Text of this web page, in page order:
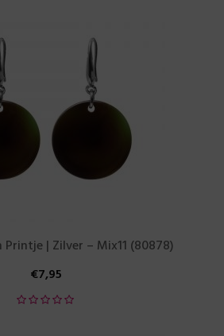
Printje | Zilver – Mix11 (80878)
€7,95